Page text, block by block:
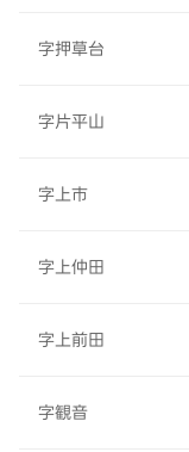
字押草台
字片平山
字上市
字上仲田
字上前田
字観音